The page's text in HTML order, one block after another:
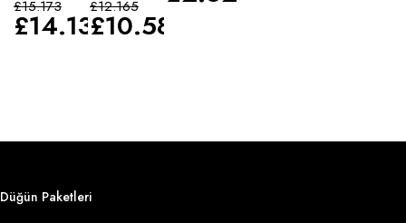
£15.173
£14.135
£12.165
£10.583
Düğün Paketleri